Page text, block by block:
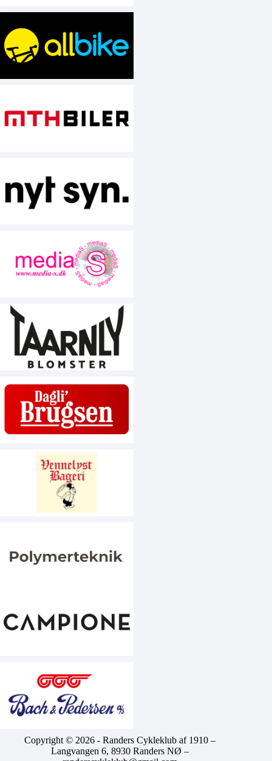
Copyright © 2026 - Randers Cykleklub af 1910 –
Langvangen 6, 8930 Randers NØ –